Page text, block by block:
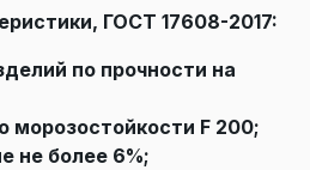
ГОСТ 17608-2017:
по прочности на
морозостойкости F 200;
не более 6%;